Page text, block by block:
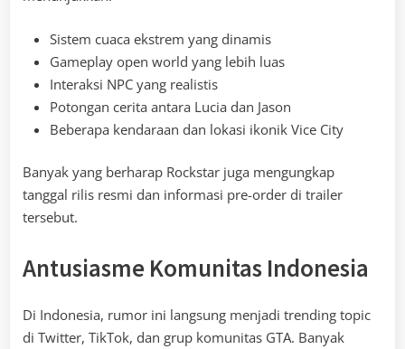
Sistem cuaca ekstrem yang dinamis
Gameplay open world yang lebih luas
Interaksi NPC yang realistis
Potongan cerita antara Lucia dan Jason
Beberapa kendaraan dan lokasi ikonik Vice City
Banyak yang berharap Rockstar juga mengungkap
tanggal rilis resmi dan informasi pre-order di trailer
tersebut.
Antusiasme Komunitas Indonesia
Di Indonesia, rumor ini langsung menjadi trending topic
di Twitter, TikTok, dan grup komunitas GTA. Banyak